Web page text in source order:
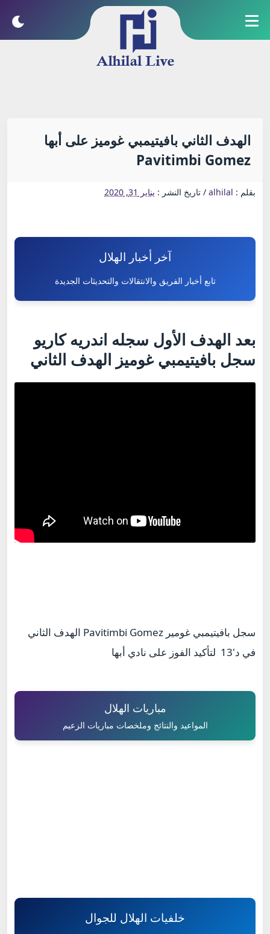
الهدف الثاني بافيتيمبي غوميز على أبها
Pavitimbi Gomez
بقلم : alhilal
/ تاريخ النشر : يناير 31, 2020
آخر أخبار الهلال
تابع أخبار الفريق والانتقالات والتحديثات الجديدة
بعد الهدف الأول سجله اندريه كاريو
سجل بافيتيمبي غوميز الهدف الثاني
سجل بافيتيمبي غومير Pavitimbi Gomez الهدف الثاني
في د'13 لتأكيد الفوز على نادي أبها
مباريات الهلال
المواعيد والنتائج وملخصات مباريات الزعيم
خلفيات الهلال للجوال